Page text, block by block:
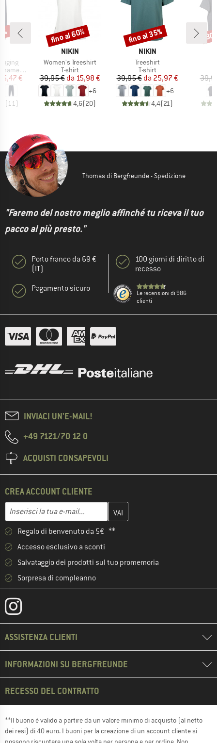
ridotto
€
(11)
MARCHIO
NIKIN
Articolo
Women's Treeshirt
Gruppo di prodotti
T-shirt
Prezzo
39,95 € Prezzo ridotto
da 15,98 €
+6
4,6(20)
Sconto
fino al 60%
MARCHIO
NIKIN
Articolo
Treeshirt
Gruppo di prodotti
T-shirt
Prezzo
39,95 € Prezzo ridotto
da 25,97 €
+6
4,4(21)
Sconto
fino al 35%
Thomas di Bergfreunde - Spedizione
"Faremo del nostro meglio affinché tu riceva il tuo
pacco al più presto."
Porto franco da 69 €
(IT)
Pagamento sicuro
100 giorni di diritto di
recesso
Le recensioni di 986
clienti
INVIACI UN'E-MAIL!
+49 7121/70 12 0
ACQUISTI CONSAPEVOLI
CREA ACCOUNT CLIENTE
Indirizzo e-mail
Inserisci qui il tuo indirizzo e-mail e crea il tuo account cliente
Regalo di benvenuto da 5€ **
Accesso esclusivo a sconti
Salvataggio dei prodotti sul tuo promemoria
Sorpresa di compleanno
ASSISTENZA CLIENTI
INFORMAZIONI SU BERGFREUNDE
RECESSO DEL CONTRATTO
**Il buono è valido a partire da un valore minimo di acquisto (al netto
dei resi) di 40 euro. I buoni per la creazione di un account cliente si